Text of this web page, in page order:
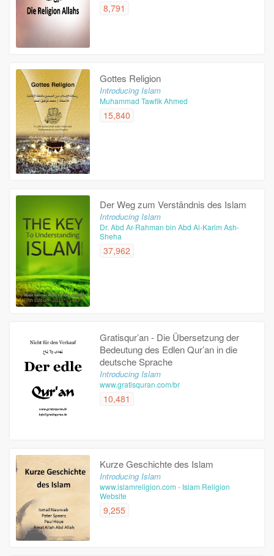
8,791
Gottes Religion
Introducing Islam
Muhammad Tawfik Ahmed
15,840
Der Weg zum Verständnis des Islam
Introducing Islam
Dr. Abd Ar-Rahman bin Abd Al-Karim Ash-
Sheha
37,962
Gratisqur’an - Die Übersetzung der
Bedeutung des Edlen Qur’an in die
deutsche Sprache
Introducing Islam
www.gratisquran.com/br
10,481
Kurze Geschichte des Islam
Introducing Islam
www.islamreligion.com - Islam Religion
Website
9,255